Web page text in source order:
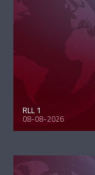
RLL 1
08-08-2026